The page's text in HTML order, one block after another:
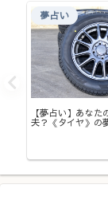
夢占い
【夢占い】あな
夫？《タイヤ》の